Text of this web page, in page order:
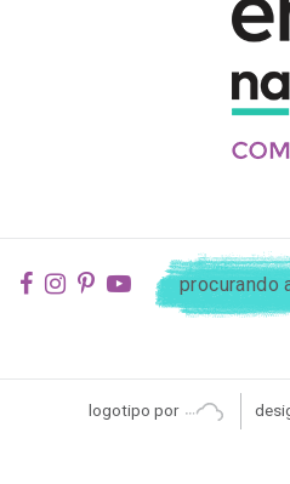
facebook
instagram
pinterest
youtube
procurando
algo?
logotipo por